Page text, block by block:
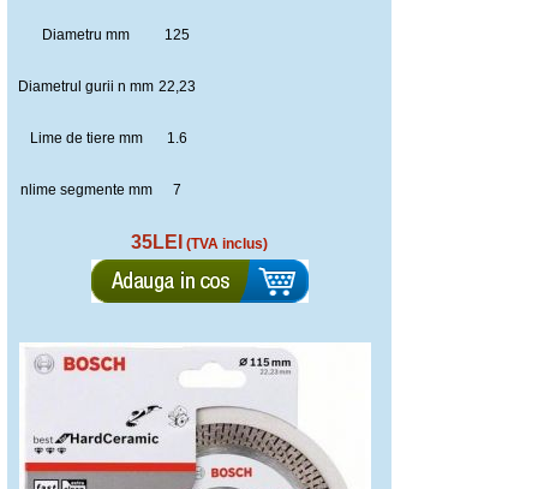
Diametru mm 125
Diametrul gurii n mm 22,23
Lime de tiere mm 1.6
nlime segmente mm 7
35LEI (TVA inclus)